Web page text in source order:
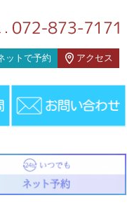
ットで予約 アクセス
別施術例
ぜんそく＞ 10歳 男の子